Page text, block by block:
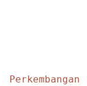
Perkembangan